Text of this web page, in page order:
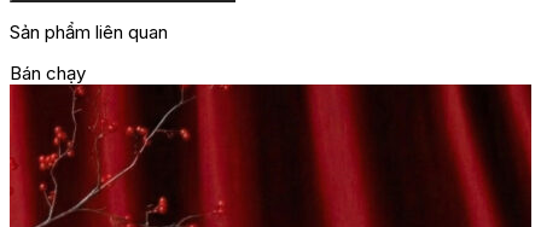
Sản phẩm liên quan
Bán chạy